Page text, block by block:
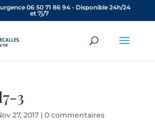
06 50 71 86 94 - Disponible 24h/24
et 7j/7
3
27, 2017| 0 commentaires